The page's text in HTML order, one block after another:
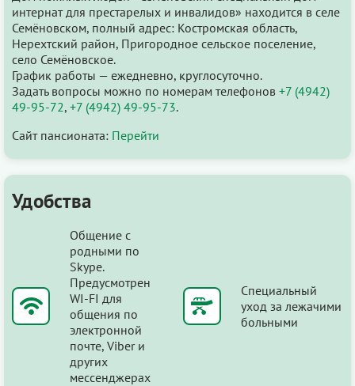
интернат для престарелых и инвалидов» находится в селе
Семёновском, полный адрес: Костромская область,
Нерехтский район, Пригородное сельское поселение,
село Семёновское.
График работы — ежедневно, круглосуточно.
Задать вопросы можно по номерам телефонов +7 (4942)
49-95-72, +7 (4942) 49-95-73.
Сайт пансионата: Перейти
Удобства
Общение с
родными по
Skype.
Предусмотрен
WI-FI для
общения по
электронной
почте, Viber и
других
мессенджерах
Специальный
уход за лежачими
больными